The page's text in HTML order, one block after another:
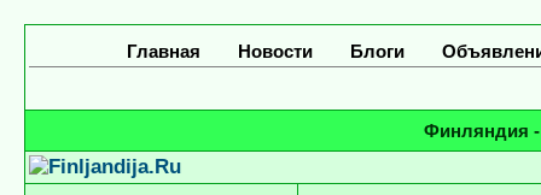
Главная Новости Блоги
Финляндия -